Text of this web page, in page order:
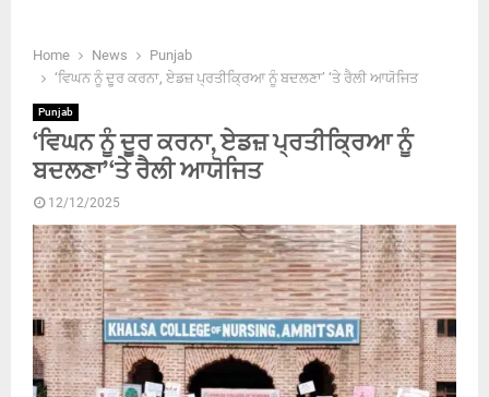
Home News
Punjab
‘ਵਿਘਨ ਨੂੰ ਦੂਰ ਕਰਨਾ, ਏਡਜ਼ ਪ੍ਰਤੀਕ੍ਰਿਆ ਨੂੰ ਬਦਲਣਾ’ ‘ਤੇ ਰੈਲੀ ਆਯੋਜਿਤ
Punjab
‘ਵਿਘਨ ਨੂੰ ਦੂਰ ਕਰਨਾ, ਏਡਜ਼ ਪ੍ਰਤੀਕ੍ਰਿਆ ਨੂੰ
ਬਦਲਣਾ’ ‘ਤੇ ਰੈਲੀ ਆਯੋਜਿਤ
12/12/2025